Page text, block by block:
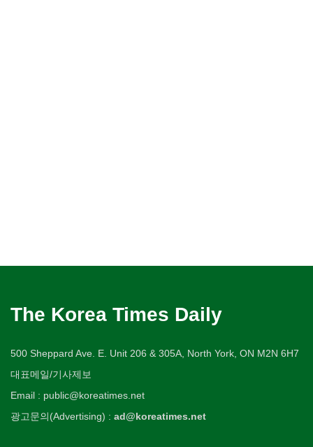
The Korea Times Daily
500 Sheppard Ave. E. Unit 206 & 305A, North York, ON M2N 6H7
대표메일/기사제보
Email : public@koreatimes.net
광고문의(Advertising) : ad@koreatimes.net